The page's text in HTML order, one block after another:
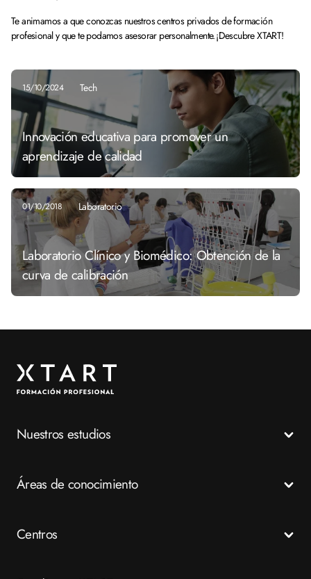
Te animamos a que conozcas nuestros centros privados de formación
profesional y que te podamos asesorar personalmente. ¡Descubre XTART!
15/10/2024 Tech
Innovación educativa para promover un
aprendizaje de calidad
01/10/2018 Laboratorio
Laboratorio Clínico y Biomédico: Obtención de la
curva de calibración
Nuestros estudios
Grados Medios
Especializaciones
Áreas de conocimiento
Emergencias
Centros